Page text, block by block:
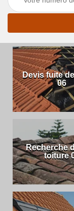
Devis fuite
06
Recherche
toiture